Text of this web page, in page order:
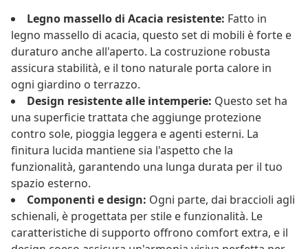
Legno massello di Acacia resistente: Fatto in
legno massello di acacia, questo set di mobili è forte e
duraturo anche all'aperto. La costruzione robusta
assicura stabilità, e il tono naturale porta calore in
ogni giardino o terrazzo.
Design resistente alle intemperie: Questo set ha
una superficie trattata che aggiunge protezione
contro sole, pioggia leggera e agenti esterni. La
finitura lucida mantiene sia l'aspetto che la
funzionalità, garantendo una lunga durata per il tuo
spazio esterno.
Componenti e design: Ogni parte, dai braccioli agli
schienali, è progettata per stile e funzionalità. Le
caratteristiche di supporto offrono comfort extra, e il